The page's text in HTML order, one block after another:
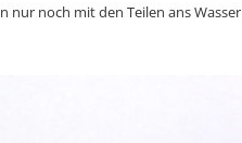
nur noch mit den Teilen ans Wasser